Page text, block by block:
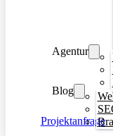
Agentur
Blog
Projektanfrage